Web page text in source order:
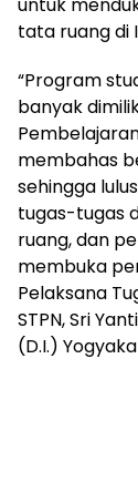
untuk
tata ruang di
“Program
banyak
membahas
sehingga
tugas-tugas
ruang, dan
membuka
Pelaksana
STPN, Sri
(D.I.)